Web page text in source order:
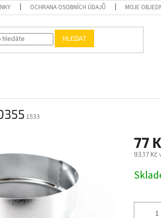
OCHRANA OSOBNÍCH ÚDAJŮ MOJE
HLEDAT
1533
77
93,17 Kč
cena: